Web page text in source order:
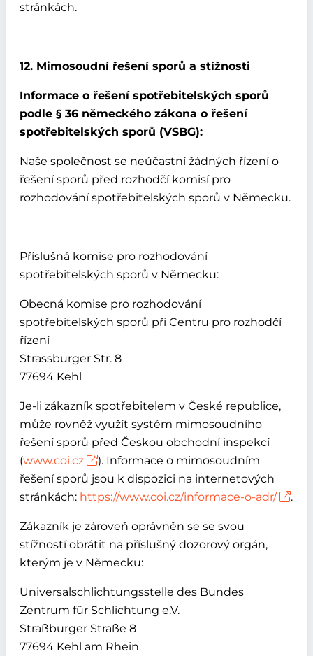
stránkách.
12. Mimosoudní řešení sporů a stížnosti
Informace o řešení spotřebitelských sporů
podle § 36 německého zákona o řešení
spotřebitelských sporů (VSBG):
Naše společnost se neúčastní žádných řízení o
řešení sporů před rozhodčí komisí pro
rozhodování spotřebitelských sporů v Německu.
Příslušná komise pro rozhodování
spotřebitelských sporů v Německu:
Obecná komise pro rozhodování
spotřebitelských sporů při Centru pro rozhodčí
řízení
Strassburger Str. 8
77694 Kehl
Je-li zákazník spotřebitelem v České republice,
může rovněž využít systém mimosoudního
řešení sporů před Českou obchodní inspekcí
(www.coi.cz
). Informace o mimosoudním
řešení sporů jsou k dispozici na internetových
stránkách: https://www.coi.cz/informace-o-adr/ .
Zákazník je zároveň oprávněn se se svou
stížností obrátit na příslušný dozorový orgán,
kterým je v Německu:
Universalschlichtungsstelle des Bundes
Zentrum für Schlichtung e.V.
Straßburger Straße 8
77694 Kehl am Rhein